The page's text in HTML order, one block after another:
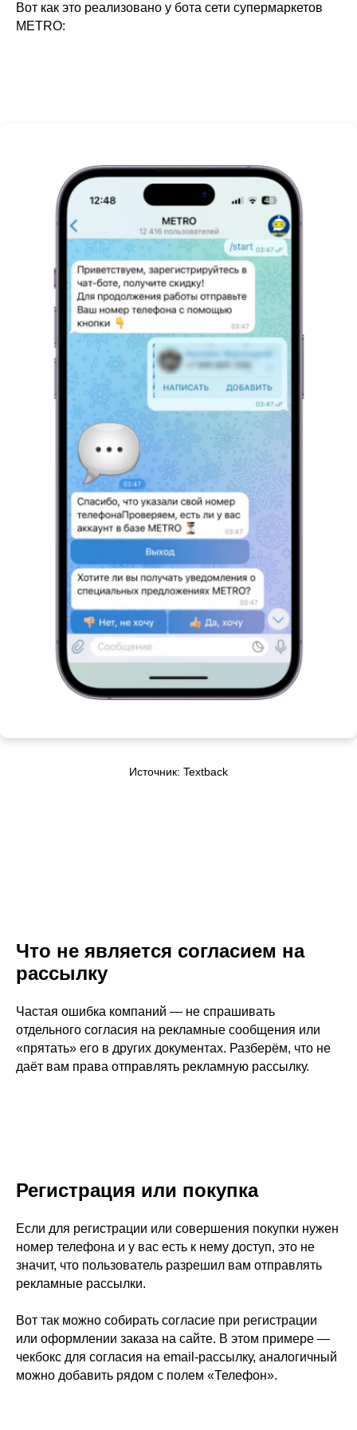
Вот как это реализовано у бота сети супермаркетов
METRO:
Источник: Textback
Что не является согласием на
рассылку
Частая ошибка компаний — не спрашивать
отдельного согласия на рекламные сообщения или
«прятать» его в других документах. Разберём, что не
даёт вам права отправлять рекламную рассылку.
Регистрация или покупка
Если для регистрации или совершения покупки нужен
номер телефона и у вас есть к нему доступ, это не
значит, что пользователь разрешил вам отправлять
рекламные рассылки.
Вот так можно собирать согласие при регистрации
или оформлении заказа на сайте. В этом примере —
чекбокс для согласия на email-рассылку, аналогичный
можно добавить рядом с полем «Телефон».